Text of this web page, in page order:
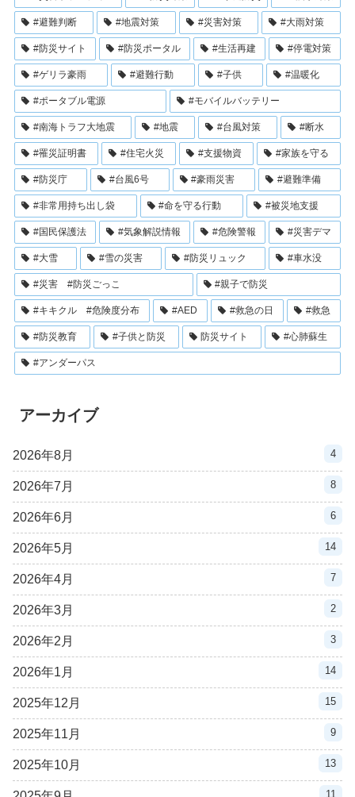
#避難判断 #地震対策 #災害対策 #大雨対策
#防災サイト #防災ポータル #生活再建 #停電対策
#ゲリラ豪雨 #避難行動 #子供 #温暖化
#ポータブル電源 #モバイルバッテリー
#南海トラフ大地震 #地震 #台風対策 #断水
#罹災証明書 #住宅火災 #支援物資 #家族を守る
#防災庁 #台風6号 #豪雨災害 #避難準備
#非常用持ち出し袋 #命を守る行動 #被災地支援
#国民保護法 #気象解説情報 #危険警報 #災害デマ
#大雪 #雪の災害 #防災リュック #車水没
#災害 #防災ごっこ #親子で防災
#キキクル #危険度分布 #AED #救急の日 #救急
#防災教育 #子供と防災 防災サイト #心肺蘇生
#アンダーパス
アーカイブ
2026年8月 4
2026年7月 8
2026年6月 6
2026年5月 14
2026年4月 7
2026年3月 2
2026年2月 3
2026年1月 14
2025年12月 15
2025年11月 9
2025年10月 13
11